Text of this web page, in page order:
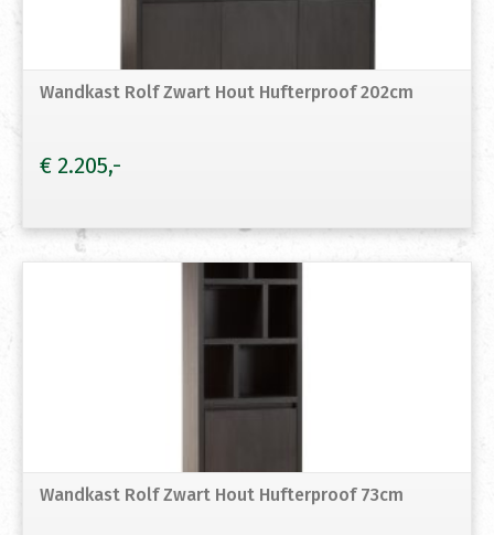
Wandkast Rolf Zwart Hout Hufterproof 202cm
€ 2.205
Wandkast Rolf Zwart Hout Hufterproof 73cm